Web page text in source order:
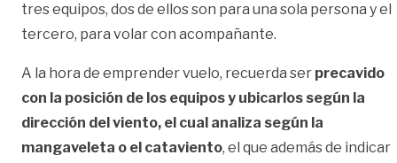
tres equipos, dos de ellos son para una sola persona y el
tercero, para volar con acompañante.
A la hora de emprender vuelo, recuerda ser precavido
con la posición de los equipos y ubicarlos según la
dirección del viento, el cual analiza según la
mangaveleta o el cataviento, el que además de indicar